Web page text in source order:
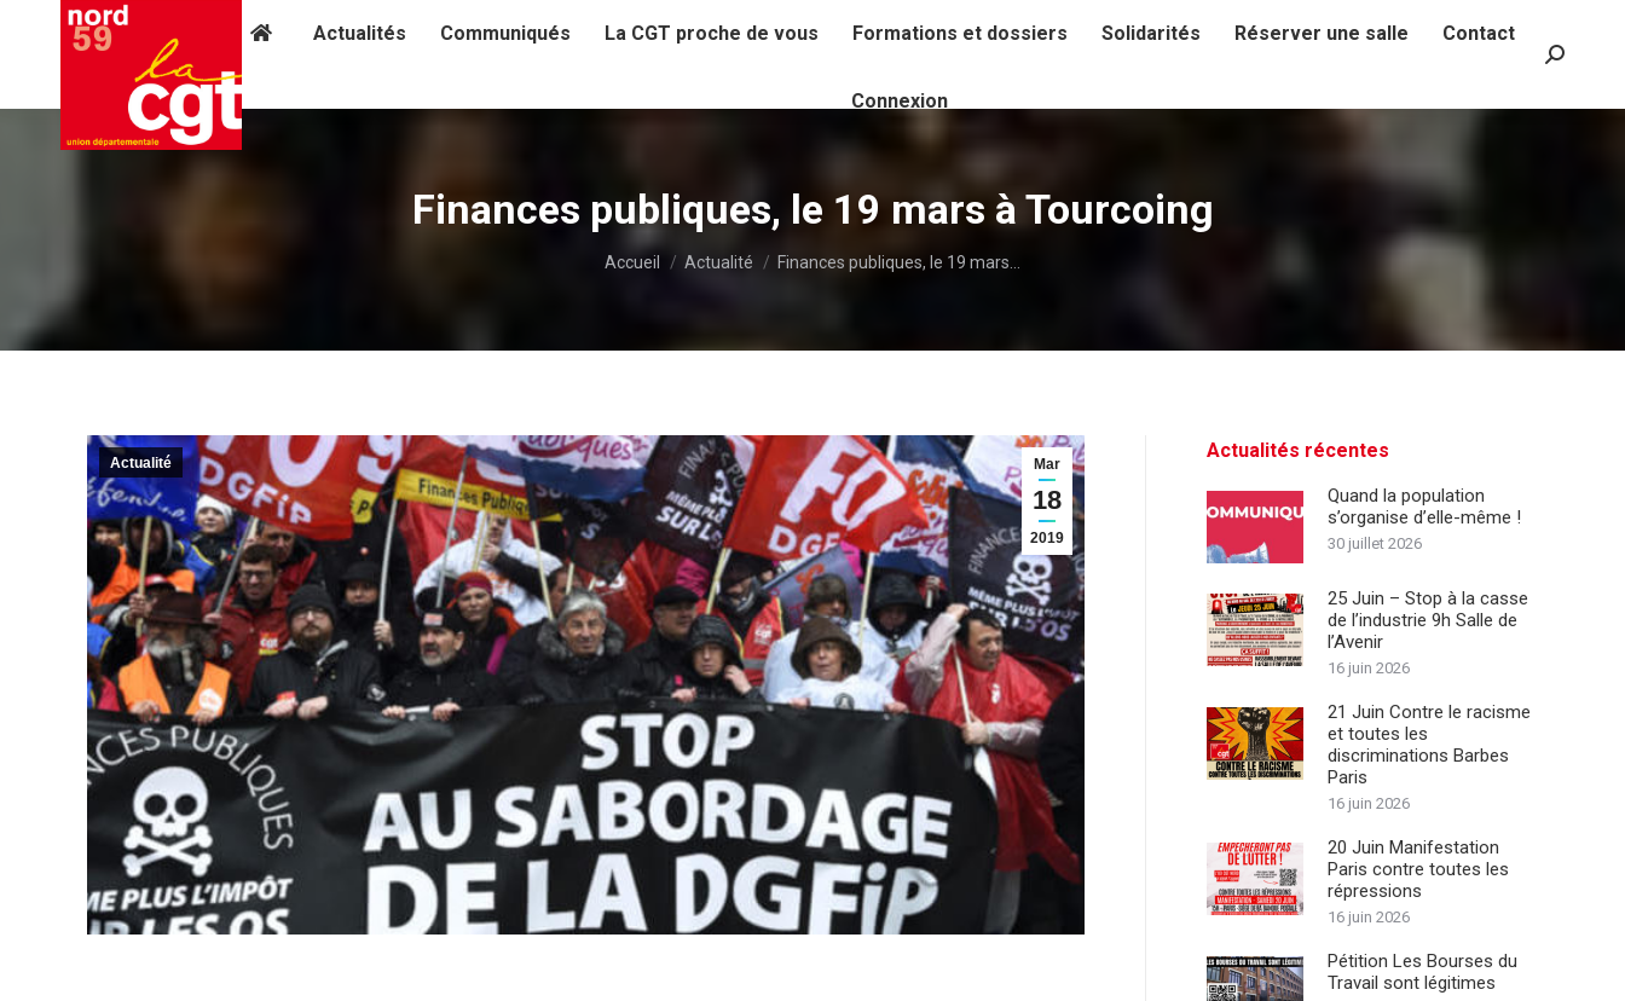
Actualités Communiqués La CGT proche de vous Formations et dossiers Solidarités Réserver une salle Contact
Connexion
Finances publiques, le 19 mars à Tourcoing
Vous êtes ici :
Accueil Actualité Finances publiques, le 19 mars…
Mar
18
2019
Actualité
Actualités récentes
Quand la population
s’organise d’elle-même !
30 juillet 2026
25 Juin – Stop à la casse
de l’industrie 9h Salle de
l’Avenir
16 juin 2026
21 Juin Contre le racisme
et toutes les
discriminations Barbes
Paris
16 juin 2026
20 Juin Manifestation
Paris contre toutes les
répressions
16 juin 2026
Pétition Les Bourses du
Travail sont légitimes